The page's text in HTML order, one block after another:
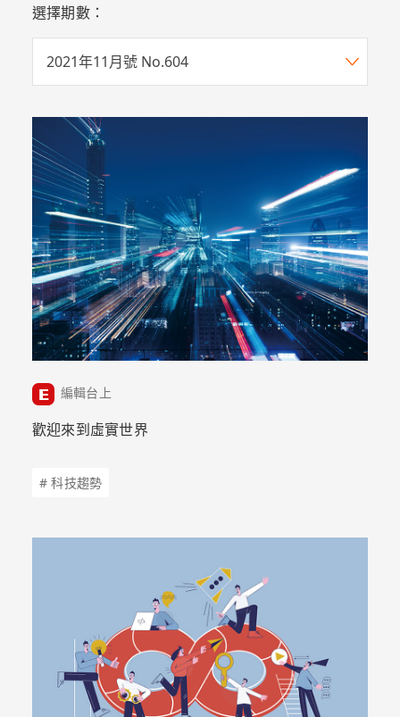
編輯台上
歡迎來到虛實世界
# 科技趨勢
選擇期數：
2021年11月號 No.604